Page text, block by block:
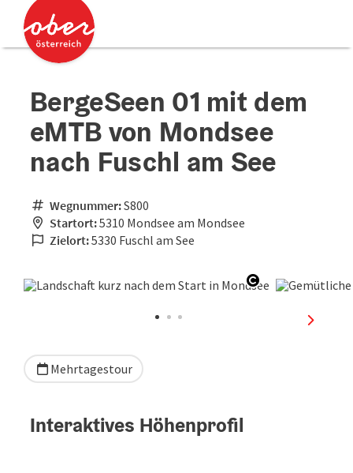
Zum Inhalt
Zum Seitenanfang
BergeSeen 01 mit dem
eMTB von Mondsee
nach Fuschl am See
Wegnummer:S800
Startort:5310 Mondsee am Mondsee
Zielort:5330 Fuschl am See
Mehrtagestour
Interaktives Höhenprofil